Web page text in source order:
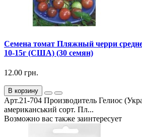
Семена томат Пляжный черри
10-15г (США) (30 семян)
12.00 грн.
В корзину
Арт.21-704 Производитель Гелиос
американський сорт. Пл...
Возможно вас также заинтересует